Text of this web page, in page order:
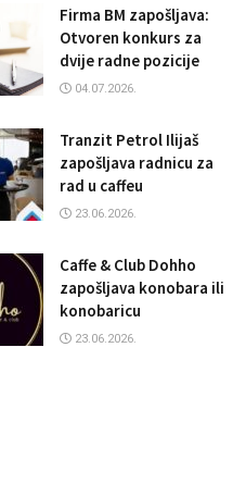
Firma BM zapošljava:
Otvoren konkurs za
dvije radne pozicije
04.07.2026.
Tranzit Petrol Ilijaš
zapošljava radnicu za
rad u caffeu
23.06.2026.
Caffe & Club Dohho
zapošljava konobara ili
konobaricu
23.06.2026.